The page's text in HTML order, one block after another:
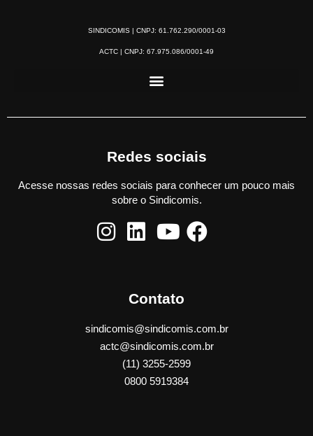
SINDICOMIS | CNPJ: 61.762.290/0001-03
ACTC | CNPJ: 67.975.086/0001-49
Redes sociais
Acesse nossas redes sociais para conhecer um pouco mais
sobre o Sindicomis.
Contato
sindicomis@sindicomis.com.br
actc@sindicomis.com.br
(11) 3255-2599
0800 5919384